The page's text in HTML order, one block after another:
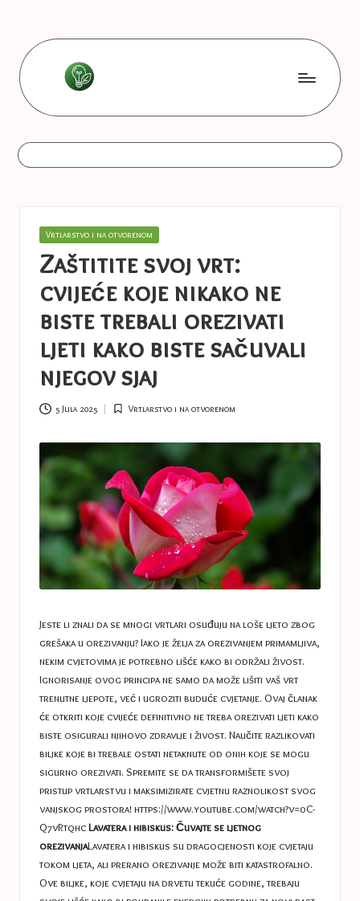
content
L
e
s
o
n
n
e
s
a
s
t
u
c
e
s
astuces
Posted
Vrtlarstvo i na otvorenom
Zaštitite svoj vrt:
cvijeće koje nikako ne
biste trebali orezivati ​​
ljeti kako biste sačuvali
njegov sjaj
5 Jula 2025
Posted
Vrtlarstvo i na otvorenom
Jeste li znali da se mnogi vrtlari osuđuju na loše ljeto zbog
grešaka u orezivanju? Iako je želja za orezivanjem primamljiva,
nekim cvjetovima je potrebno lišće kako bi održali živost.
Ignorisanje ovog principa ne samo da može lišiti vaš vrt
trenutne ljepote, već i ugroziti buduće cvjetanje. Ovaj članak
će otkriti koje cvijeće definitivno ne treba orezivati ​​ljeti kako
biste osigurali njihovo zdravlje i živost. Naučite razlikovati
biljke koje bi trebale ostati netaknute od onih koje se mogu
sigurno orezivati. Spremite se da transformišete svoj
pristup vrtlarstvu i maksimizirate cvjetnu raznolikost svog
vanjskog prostora!https://www.youtube.com/watch?v=0C-
Q7vRtqhcLavatera i hibiskus: Čuvajte se ljetnog
orezivanjaLavatera i hibiskus su dragocjenosti koje cvjetaju
tokom ljeta, ali prerano orezivanje može biti katastrofalno.
Ove biljke, koje cvjetaju na drvetu tekuće godine, trebaju